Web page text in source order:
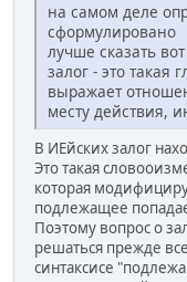
на самом деле
сформулировано
лучше сказать вот
залог - это такая
выражает
месту действия,
В ИЕйских залог
Это такая
которая
подлежащее
Поэтому вопрос о
решаться прежде
синтаксисе